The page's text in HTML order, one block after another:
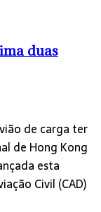
duas
de carga ter
de Hong Kong
esta
Civil (CAD)